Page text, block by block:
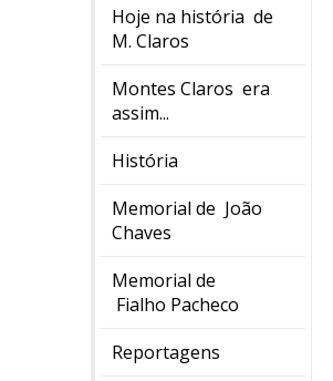
Hoje na história de
M. Claros
Montes Claros era
assim...
História
Memorial de João
Chaves
Memorial de
Fialho Pacheco
Reportagens